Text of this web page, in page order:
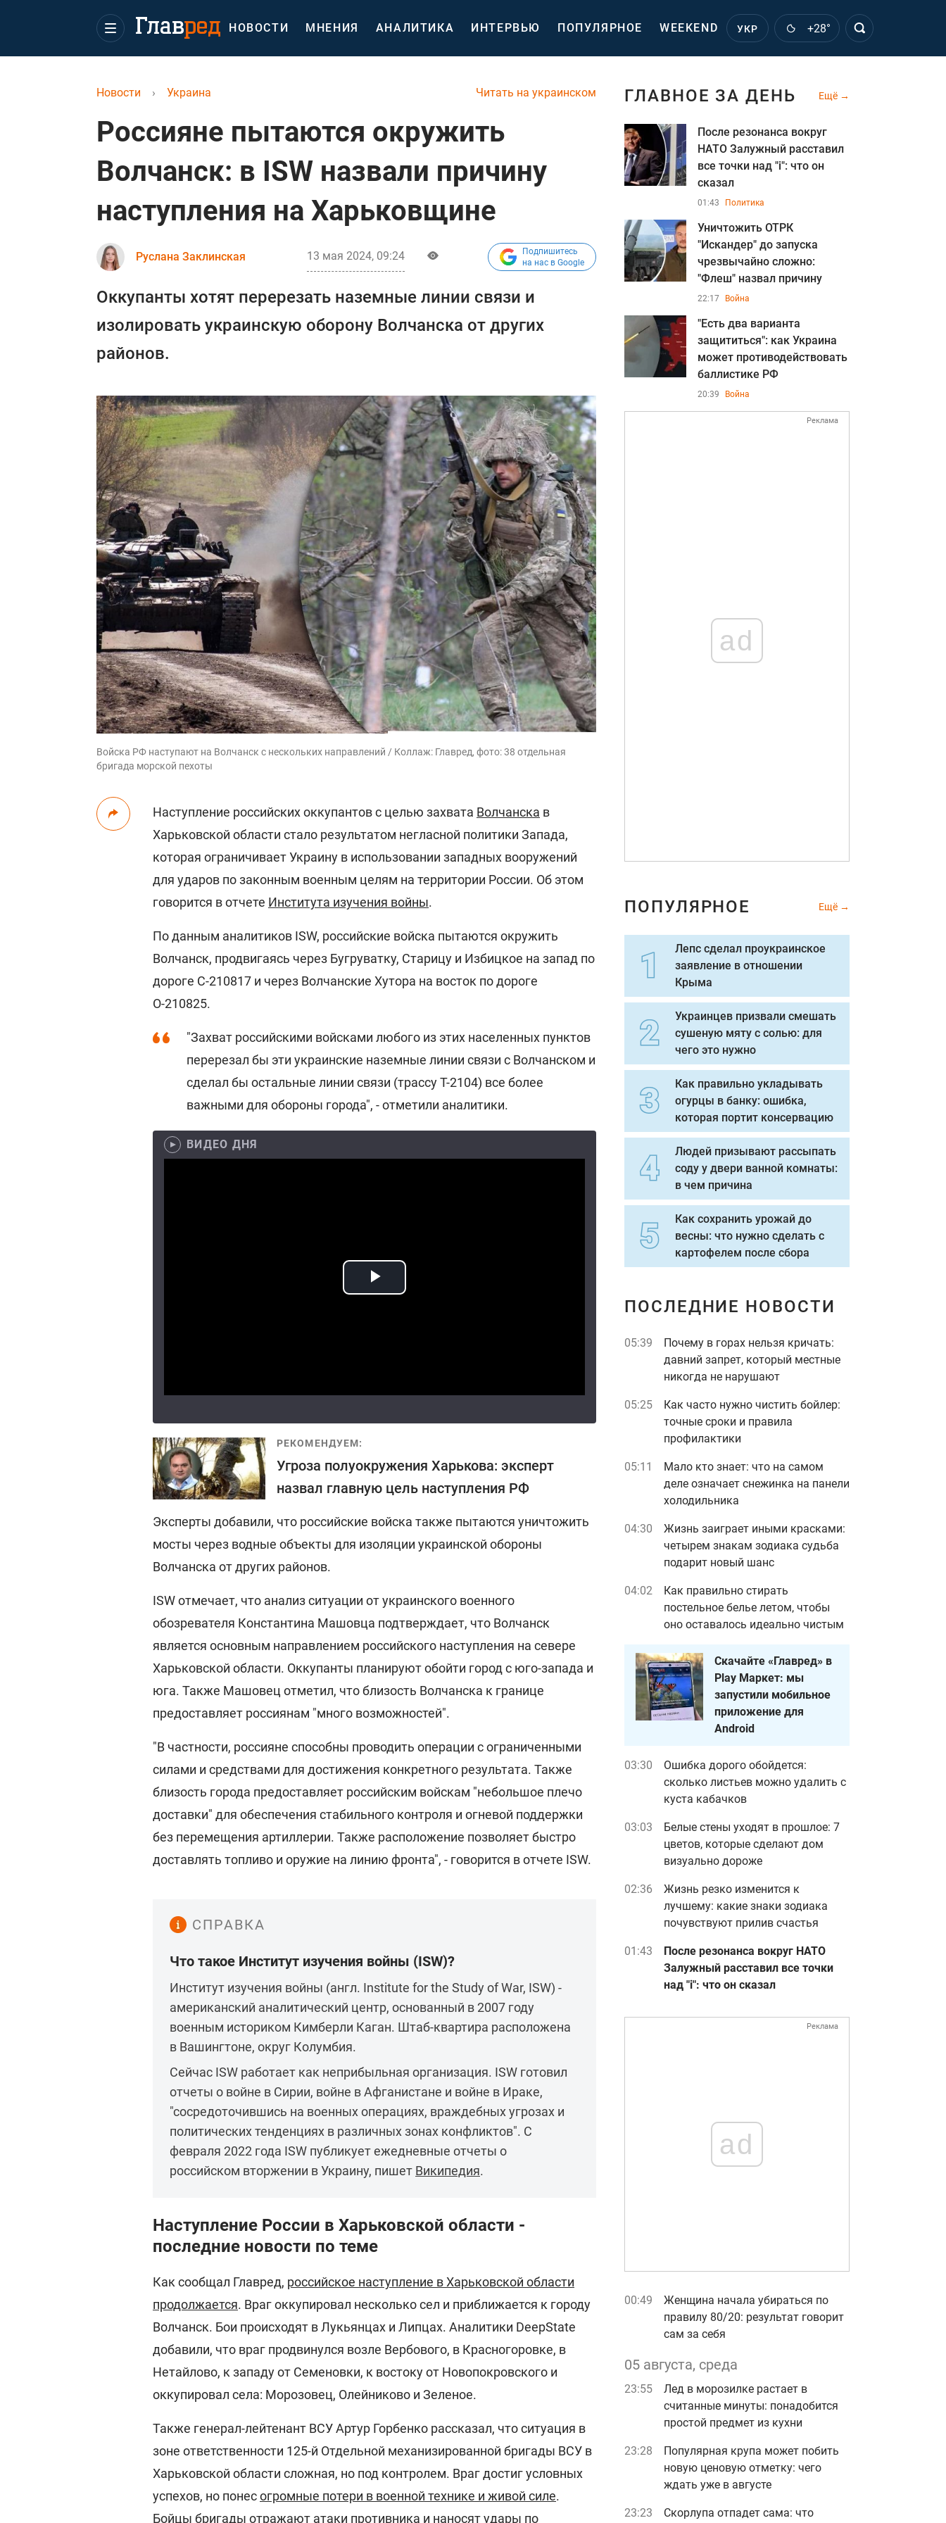
НОВОСТИ МНЕНИЯ АНАЛИТИКА ИНТЕРВЬЮ ПОПУЛЯРНОЕ WEEKEND УКР +28°
Читать на украинском
Новости › Украина
Россияне пытаются окружить
Волчанск: в ISW назвали причину
наступления на Харьковщине
Руслана Заклинская 13 мая 2024, 09:24
Подпишитесь
на нас в Google
Оккупанты хотят перерезать наземные линии связи и
изолировать украинскую оборону Волчанска от других
районов.
Войска РФ наступают на Волчанск с нескольких направлений / Коллаж: Главред, фото: 38 отдельная
бригада морской пехоты
Наступление российских оккупантов с целью захвата Волчанска в
Харьковской области стало результатом негласной политики Запада,
которая ограничивает Украину в использовании западных вооружений
для ударов по законным военным целям на территории России. Об этом
говорится в отчете Института изучения войны.
По данным аналитиков ISW, российские войска пытаются окружить
Волчанск, продвигаясь через Бугруватку, Старицу и Избицкое на запад по
дороге С-210817 и через Волчанские Хутора на восток по дороге
О-210825.
"Захват российскими войсками любого из этих населенных пунктов
перерезал бы эти украинские наземные линии связи с Волчанском и
сделал бы остальные линии связи (трассу Т-2104) все более
важными для обороны города", - отметили аналитики.
ВИДЕО ДНЯ
РЕКОМЕНДУЕМ:
Угроза полуокружения Харькова: эксперт
назвал главную цель наступления РФ
Эксперты добавили, что российские войска также пытаются уничтожить
мосты через водные объекты для изоляции украинской обороны
Волчанска от других районов.
ISW отмечает, что анализ ситуации от украинского военного
обозревателя Константина Машовца подтверждает, что Волчанск
является основным направлением российского наступления на севере
Харьковской области. Оккупанты планируют обойти город с юго-запада и
юга. Также Машовец отметил, что близость Волчанска к границе
предоставляет россиянам "много возможностей".
"В частности, россияне способны проводить операции с ограниченными
силами и средствами для достижения конкретного результата. Также
близость города предоставляет российским войскам "небольшое плечо
доставки" для обеспечения стабильного контроля и огневой поддержки
без перемещения артиллерии. Также расположение позволяет быстро
доставлять топливо и оружие на линию фронта", - говорится в отчете ISW.
СПРАВКА
Что такое Институт изучения войны (ISW)?
Институт изучения войны (англ. Institute for the Study of War, ISW) -
американский аналитический центр, основанный в 2007 году
военным историком Кимберли Каган. Штаб-квартира расположена
в Вашингтоне, округ Колумбия.
Сейчас ISW работает как неприбыльная организация. ISW готовил
отчеты о войне в Сирии, войне в Афганистане и войне в Ираке,
"сосредоточившись на военных операциях, враждебных угрозах и
политических тенденциях в различных зонах конфликтов". С
февраля 2022 года ISW публикует ежедневные отчеты о
российском вторжении в Украину, пишет Википедия.
Наступление России в Харьковской области -
последние новости по теме
Как сообщал Главред, российское наступление в Харьковской области
продолжается. Враг оккупировал несколько сел и приближается к городу
Волчанск. Бои происходят в Лукьянцах и Липцах. Аналитики DeepState
добавили, что враг продвинулся возле Вербового, в Красногоровке, в
Нетайлово, к западу от Семеновки, к востоку от Новопокровского и
оккупировал села: Морозовец, Олейниково и Зеленое.
Также генерал-лейтенант ВСУ Артур Горбенко рассказал, что ситуация в
зоне ответственности 125-й Отдельной механизированной бригады ВСУ в
Харьковской области сложная, но под контролем. Враг достиг условных
успехов, но понесогромные потери в военной технике и живой силе.
Бойцы бригады отражают атаки противника и наносят удары по
ГЛАВНОЕ ЗА ДЕНЬ Ещё
После резонанса вокруг
НАТО Залужный расставил
все точки над "i": что он
сказал
01:43 Политика
Уничтожить ОТРК
"Искандер" до запуска
чрезвычайно сложно:
"Флеш" назвал причину
22:17 Война
"Есть два варианта
защититься": как Украина
может противодействовать
баллистике РФ
20:39 Война
Реклама
ad
ПОПУЛЯРНОЕ Ещё
Лепс сделал проукраинское
заявление в отношении
Крыма
Украинцев призвали смешать
сушеную мяту с солью: для
чего это нужно
Как правильно укладывать
огурцы в банку: ошибка,
которая портит консервацию
Людей призывают рассыпать
соду у двери ванной комнаты:
в чем причина
Как сохранить урожай до
весны: что нужно сделать с
картофелем после сбора
ПОСЛЕДНИЕ НОВОСТИ
05:39
Почему в горах нельзя кричать:
давний запрет, который местные
никогда не нарушают
05:25
Как часто нужно чистить бойлер:
точные сроки и правила
профилактики
05:11
Мало кто знает: что на самом
деле означает снежинка на панели
холодильника
04:30
Жизнь заиграет иными красками:
четырем знакам зодиака судьба
подарит новый шанс
04:02
Как правильно стирать
постельное белье летом, чтобы
оно оставалось идеально чистым
Скачайте «Главред» в
Play Маркет: мы
запустили мобильное
приложение для
Android
03:30
Ошибка дорого обойдется:
сколько листьев можно удалить с
куста кабачков
03:03
Белые стены уходят в прошлое: 7
цветов, которые сделают дом
визуально дороже
02:36
Жизнь резко изменится к
лучшему: какие знаки зодиака
почувствуют прилив счастья
01:43
После резонанса вокруг НАТО
Залужный расставил все точки
над "i": что он сказал
Реклама
ad
00:49
Женщина начала убираться по
правилу 80/20: результат говорит
сам за себя
05 августа, среда
23:55
Лед в морозилке растает в
считанные минуты: понадобится
простой предмет из кухни
23:28
Популярная крупа может побить
новую ценовую отметку: чего
ждать уже в августе
23:23 Скорлупа отпадет сама: что